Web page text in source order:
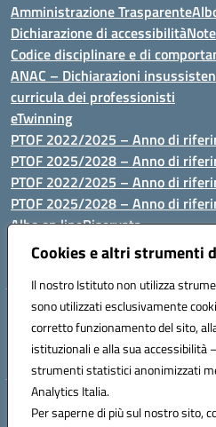
Cookies e altri strumenti
Il nostro Istituto non utilizza
sono utilizzati esclusivamente
corretto funzionamento del sito,
istituzionali e alla sua accessibilità
strumenti statistici anonimizzati
Analytics Italia.
Per saperne di più sul nostro sito,
Amministrazione Trasparente
Dichiarazione di accessibilità
Codice disciplinare e di
ANAC – Dichiarazioni
curricula dei professionisti
eTwinning
PTOF 2022/2025 – Anno di
PTOF 2025/2028 – Anno di
PTOF 2022/2025 – Anno di
PTOF 2025/2028 – Anno di
Albo on lineRiservata
P.N. Dotazione di attrezzature
Via Luna e Sole, 44 07100, Sassari -
- Mail: ssvc010009@istruzione.it -
- C.F. / P.IVA Convitto 80000150906 -
Hosting & Powered